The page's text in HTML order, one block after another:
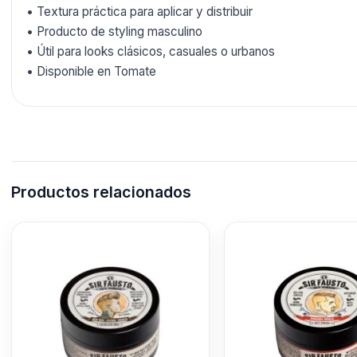
• Textura práctica para aplicar y distribuir
• Producto de styling masculino
• Útil para looks clásicos, casuales o urbanos
• Disponible en Tomate
Productos relacionados